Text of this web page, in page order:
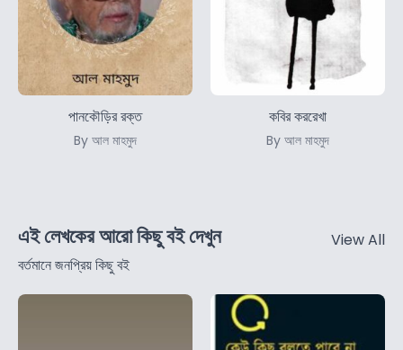
পানকৌড়ির রক্ত
By আল মাহমুদ
কবির কররেখা
By আল মাহমুদ
এই লেখকের আরো কিছু বই দেখুন
বর্তমানে জনপ্রিয় কিছু বই
View All